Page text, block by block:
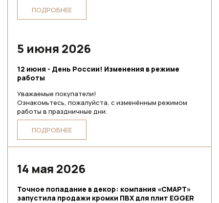
ПОДРОБНЕЕ
5 июня 2026
12 июня - День России! Изменения в режиме
работы
Уважаемые покупатели!
Ознакомьтесь, пожалуйста, с изменённым режимом
работы в праздничные дни.
ПОДРОБНЕЕ
14 мая 2026
Точное попадание в декор: компания «СМАРТ»
запустила продажи кромки ПВХ для плит EGGER